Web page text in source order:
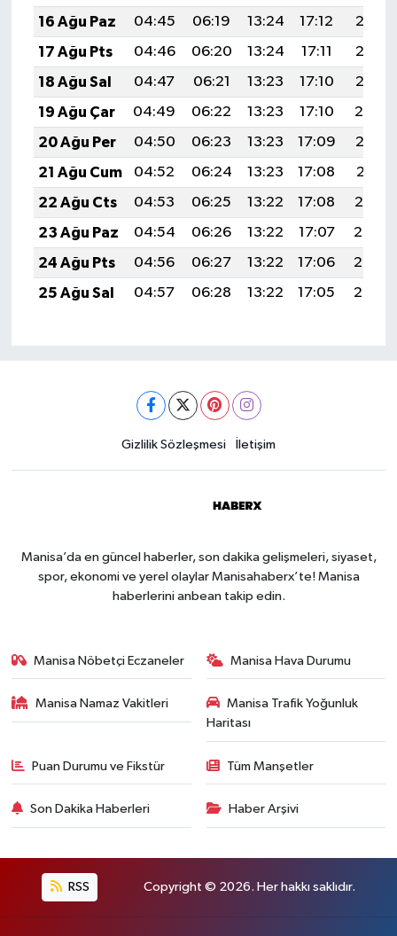
16 Ağu Paz
04:45 06:19 13:24 17:12
20:18
17 Ağu Pts
04:46 06:20 13:24 17:11
20:17
18 Ağu Sal
04:47 06:21 13:23 17:10
20:15
19 Ağu Çar
04:49 06:22 13:23 17:10
20:14
20 Ağu Per
04:50 06:23 13:23 17:09
20:13
21 Ağu Cum
04:52 06:24 13:23 17:08
20:11
22 Ağu Cts
04:53 06:25 13:22 17:08
20:10
23 Ağu Paz
04:54 06:26 13:22 17:07
20:08
24 Ağu Pts
04:56 06:27 13:22 17:06
20:07
25 Ağu Sal
04:57 06:28 13:22 17:05 20:05
Gizlilik Sözleşmesi İletişim
Manisa’da en güncel haberler, son dakika gelişmeleri, siyaset,
spor, ekonomi ve yerel olaylar Manisahaberx’te! Manisa
haberlerini anbean takip edin.
Manisa Nöbetçi Eczaneler Manisa Hava Durumu
Manisa Namaz Vakitleri
Manisa Trafik Yoğunluk
Haritası
Puan Durumu ve Fikstür Tüm Manşetler
Son Dakika Haberleri Haber Arşivi
RSS Copyright © 2026. Her hakkı saklıdır.